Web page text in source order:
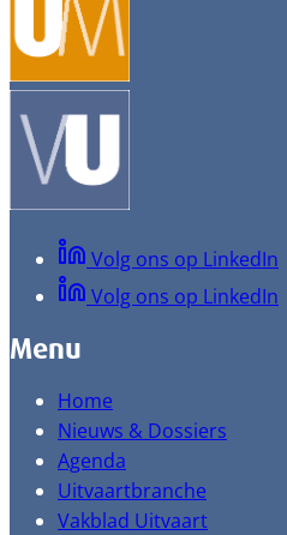
Volg ons op LinkedIn
Volg ons op LinkedIn
Menu
Home
Nieuws & Dossiers
Agenda
Uitvaartbranche
Vakblad Uitvaart